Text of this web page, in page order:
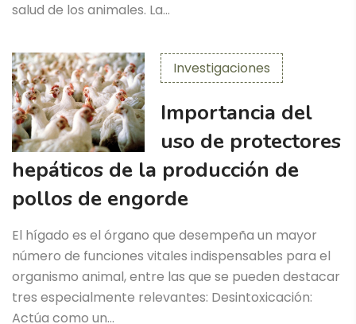
salud de los animales. La…
Investigaciones
Importancia del
uso de protectores
hepáticos de la producción de
pollos de engorde
El hígado es el órgano que desempeña un mayor
número de funciones vitales indispensables para el
organismo animal, entre las que se pueden destacar
tres especialmente relevantes: Desintoxicación:
Actúa como un…